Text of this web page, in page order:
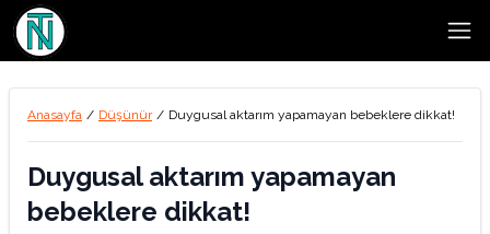
Anasayfa / Düşünür / Duygusal aktarım yapamayan bebeklere dikkat!
Duygusal aktarım yapamayan
bebeklere dikkat!